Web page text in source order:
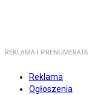
REKLAMA I PRENUMERATA
Reklama
Ogłoszenia